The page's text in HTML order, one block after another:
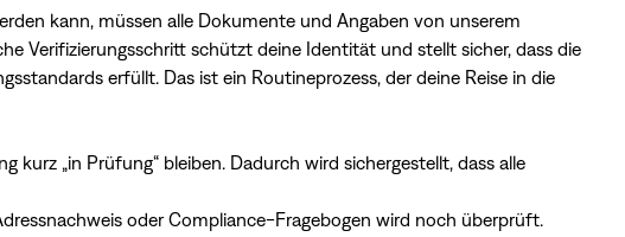
kann, müssen alle Dokumente und Angaben von unserem
Verifizierungsschritt schützt deine Identität und stellt sicher, dass die
erfüllt. Das ist ein Routineprozess, der deine Reise in die
kurz „in Prüfung“ bleiben. Dadurch wird sichergestellt, dass alle
oder Compliance-Fragebogen wird noch überprüft.